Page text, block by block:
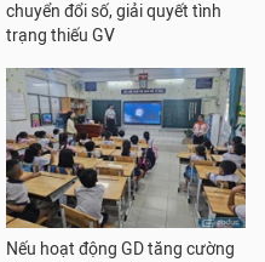
chuyển đổi số, giải quyết tình
trạng thiếu GV
Nếu hoạt động GD tăng cường